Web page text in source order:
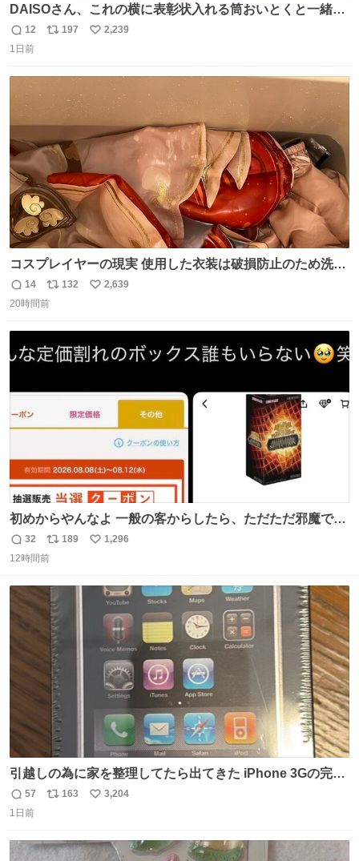
DAISOさん、これの横に表彰状入れる筒おいとくと一緒に
売れますのでご検討下さい
返
信
12
リ
197
い
2,239
1日前
コスプレイヤーの現実 使用した衣装は破損防止のため洗濯
機に入れられないので、大体こんな感じで浸け置きした後
に手洗い…
返
信
14
リ
ポ
ト
数
132
い
数
2,639
20時間前
初めからやんなよ 一般の客からしたら、ただただ邪魔でし
かないのよ
返
信
32
リ
ポ
ト
数
189
い
1,296
12時間前
引越しの為に家を整理してたら出てきた iPhone 3Gの完全
未開封品 かなり前に楽天だかで買った多分未使用のデモ機
で-が出るのだと思うんだよね ヤフオクで売れてない190万
本初のモデルではあるけど´д` ; #Apple #iPhone3G
返
信
57
リ
ト
163
い
3,204
1日前